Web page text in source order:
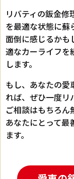
リバティの鈑金
を最適な状態に蘇
面倒に感じるかも
適なカーライフを
します。
もし、あなたの愛
れば、ぜひ一度リ
ご相談はもちろん
あなたにとって最
ます。